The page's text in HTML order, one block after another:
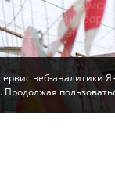
веб-аналитики
Продолжая